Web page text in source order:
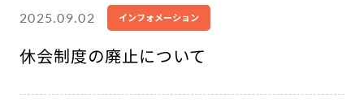
2025.09.02 インフォメーション
休会制度の廃止について